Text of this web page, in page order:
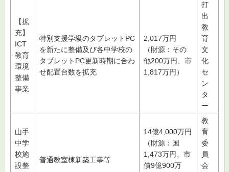
【拡
充】
ICT
教育
環境
整備
事業
特別支援学級のタブレットPC
を新たに整備及び各中学校の
タブレットPC更新時期に合わ
せ配置台数を拡充
2,017万円
（財源：その
他200万円、市
1,817万円）
打
出
教
育
文
化
セ
ン
タ
ー
山手
中学
校施
設整
普通教室棟新築工事等
14億4,000万円
（財源：国
1,473万円、市
債9億900万
教
育
委
員
会